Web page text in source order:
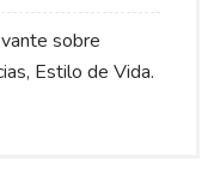
sobre
Estilo de Vida.